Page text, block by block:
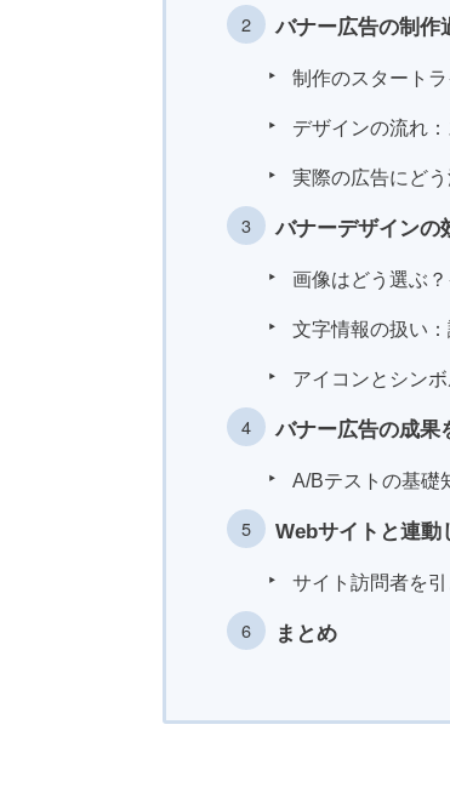
バナー広告の制作
制作のスタート
デザインの流れ
実際の広告にど
バナーデザインの
画像はどう選ぶ
文字情報の扱い
アイコンとシン
バナー広告の成果
A/Bテストの基礎
Webサイトと連動
サイト訪問者を
まとめ